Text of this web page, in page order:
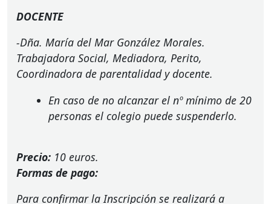
DOCENTE
-Dña. María del Mar González Morales.
Trabajadora Social, Mediadora, Perito,
Coordinadora de parentalidad y docente.
En caso de no alcanzar el nº mínimo de 20
personas el colegio puede suspenderlo.
Precio: 10 euros.
Formas de pago:
Para confirmar la Inscripción se realizará a